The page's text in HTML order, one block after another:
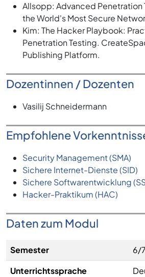
Allsopp: Advanced Penetration
the World's Most Secure
Kim: The Hacker Playbook:
Penetration Testing.
Publishing Platform.
Dozentinnen / Dozenten
Vasilij Schneidermann
Empfohlene
Security Management (SMA)
Sichere Internet-Dienste (SID)
Sichere Softwarentwicklung
Hacker-Praktikum (HAC)
Daten zum Modul
Semester
6/7
Unterrichtssprache